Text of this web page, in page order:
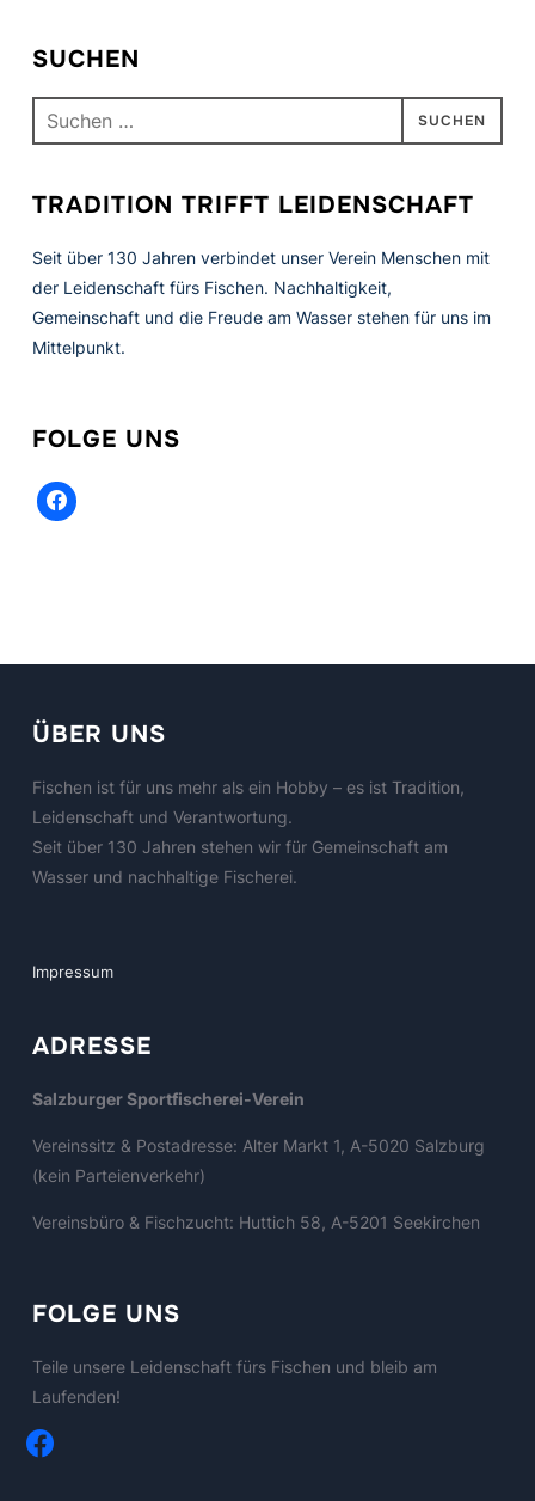
SUCHEN
Suchen
nach:
TRADITION TRIFFT LEIDENSCHAFT
Seit über 130 Jahren verbindet unser Verein Menschen mit
der Leidenschaft fürs Fischen. Nachhaltigkeit,
Gemeinschaft und die Freude am Wasser stehen für uns im
Mittelpunkt.
FOLGE UNS
facebook
ÜBER UNS
Fischen ist für uns mehr als ein Hobby – es ist Tradition,
Leidenschaft und Verantwortung.
Seit über 130 Jahren stehen wir für Gemeinschaft am
Wasser und nachhaltige Fischerei.
Impressum
ADRESSE
Salzburger Sportfischerei-Verein
Vereinssitz & Postadresse: Alter Markt 1, A-5020 Salzburg
(kein Parteienverkehr)
Vereinsbüro & Fischzucht: Huttich 58, A-5201 Seekirchen
FOLGE UNS
Teile unsere Leidenschaft fürs Fischen und bleib am
Laufenden!
facebook